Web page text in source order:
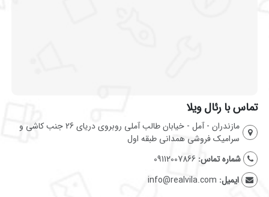
تماس با رئال ویلا
مازندران - آمل - خیابان طالب آملی روبروی دریای 26 جنب کاشی و
سرامیک فروشی همدانی طبقه اول
شماره تماس: 09112007866
ایمیل: info@realvila.com